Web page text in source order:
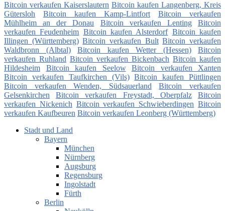
Bitcoin verkaufen Kaiserslautern Bitcoin kaufen Langenberg, Kreis
Gütersloh
Bitcoin kaufen Kamp-Lintfort
Bitcoin verkaufen
Mühlheim an der Donau
Bitcoin verkaufen Lenting
Bitcoin
verkaufen Feudenheim Bitcoin kaufen Alsterdorf Bitcoin kaufen
Illingen (Württemberg) Bitcoin verkaufen Bult Bitcoin verkaufen
Waldbronn (Albtal)
Bitcoin kaufen Wetter (Hessen)
Bitcoin
verkaufen Ruhland Bitcoin verkaufen Bickenbach Bitcoin kaufen
Hildesheim
Bitcoin kaufen Seelow
Bitcoin verkaufen Xanten
Bitcoin verkaufen Taufkirchen (Vils) Bitcoin kaufen Püttlingen
Bitcoin verkaufen Wenden, Südsauerland
Bitcoin verkaufen
Gelsenkirchen
Bitcoin verkaufen Freystadt, Oberpfalz
Bitcoin
verkaufen Nickenich Bitcoin verkaufen Schwieberdingen Bitcoin
verkaufen Kaufbeuren Bitcoin verkaufen Leonberg (Württemberg)
Stadt und Land
Bayern
München
Nürnberg
Augsburg
Regensburg
Ingolstadt
Fürth
Berlin